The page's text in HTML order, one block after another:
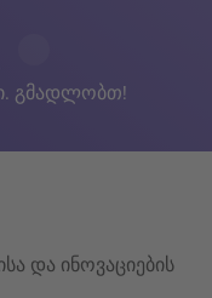
გმადლობთ!
და ინოვაციების